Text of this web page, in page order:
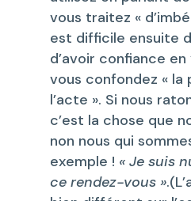
vous traitez «
est difficile ensuite
d’avoir confiance
vous confondez « la
l’acte ». Si nous
c’est la chose que
non nous qui
exemple ! « Je suis
ce rendez-vous »